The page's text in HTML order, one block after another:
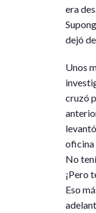
era
dejó
Unos
cruzó
oficina
No
¡Pero
Eso